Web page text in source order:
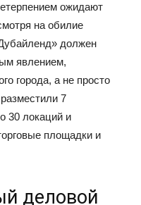
ожидают
на обилие
должен
явлением,
города, а не просто
7
30 локаций и
площадки и
деловой